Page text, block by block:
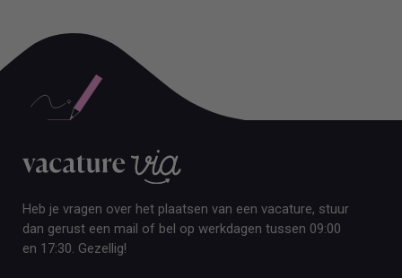
Heb je vragen over het plaatsen van een vacature, stuur
dan gerust een mail of bel op werkdagen tussen 09:00
en 17:30. Gezellig!